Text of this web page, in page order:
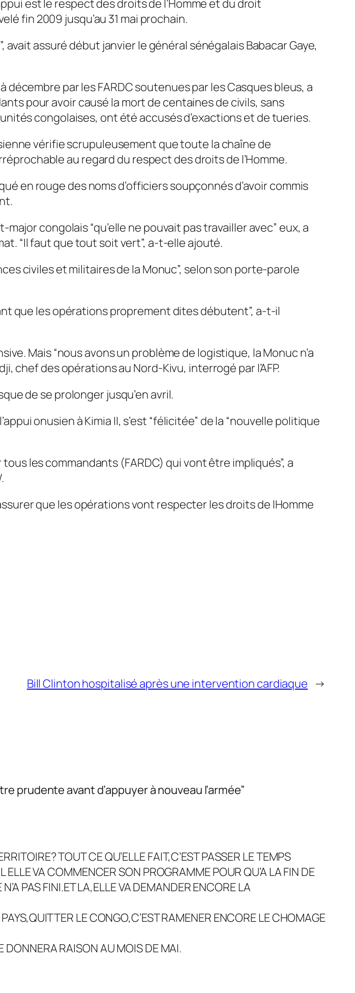
est le respect des droits de l’Homme et du droit
fin 2009 jusqu’au 31 mai prochain.
assuré début janvier le général sénégalais Babacar Gaye,
décembre par les FARDC soutenues par les Casques bleus, a
pour avoir causé la mort de centaines de civils, sans
congolaises, ont été accusés d’exactions et de tueries.
vérifie scrupuleusement que toute la chaîne de
au regard du respect des droits de l’Homme.
en rouge des noms d’officiers soupçonnés d’avoir commis
congolais “qu’elle ne pouvait pas travailler avec” eux, a
“Il faut que tout soit vert”, a-t-elle ajouté.
civiles et militaires de la Monuc”, selon son porte-parole
que les opérations proprement dites débutent”, a-t-il
Mais “nous avons un problème de logistique, la Monuc n’a
chef des opérations au Nord-Kivu, interrogé par l’AFP.
de se prolonger jusqu’en avril.
onusien à Kimia II, s’est “félicitée” de la “nouvelle politique
les commandants (FARDC) qui vont être impliqués”, a
que les opérations vont respecter les droits de lHomme
Bill Clinton hospitalisé après une intervention cardiaque →
prudente avant d’appuyer à nouveau l’armée”
TOUT CE QU’ELLE FAIT,C’EST PASSER LE TEMPS
ELLE VA COMMENCER SON PROGRAMME POUR QU’A LA FIN DE
PAS FINI.ET LA,ELLE VA DEMANDER ENCORE LA
LE CONGO,C’EST RAMENER ENCORE LE CHOMAGE
RAISON AU MOIS DE MAI.